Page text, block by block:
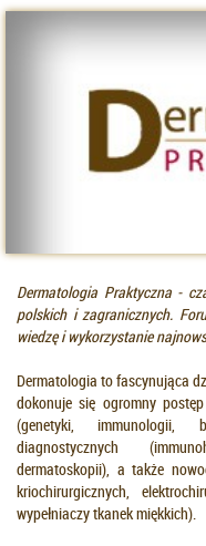
Dermatologia Praktyczna -
polskich i zagranicznych.
wiedzę i wykorzystanie
Dermatologia to fascynująca
dokonuje się ogromny
(genetyki, immunologii,
diagnostycznych
dermatoskopii), a także
kriochirurgicznych,
wypełniaczy tkanek miękkich).